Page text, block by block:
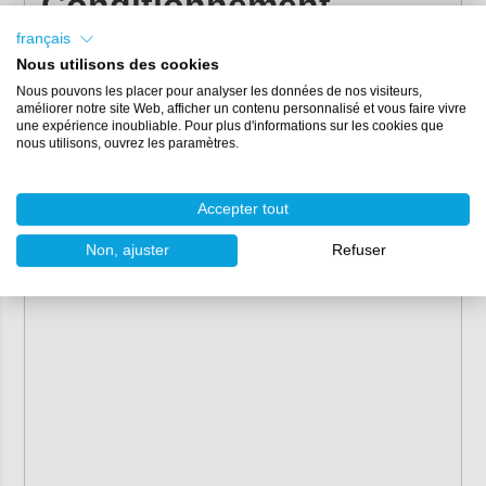
français
Nous utilisons des cookies
Nous pouvons les placer pour analyser les données de nos visiteurs,
améliorer notre site Web, afficher un contenu personnalisé et vous faire vivre
une expérience inoubliable. Pour plus d'informations sur les cookies que
nous utilisons, ouvrez les paramètres.
Accepter tout
Non, ajuster Refuser